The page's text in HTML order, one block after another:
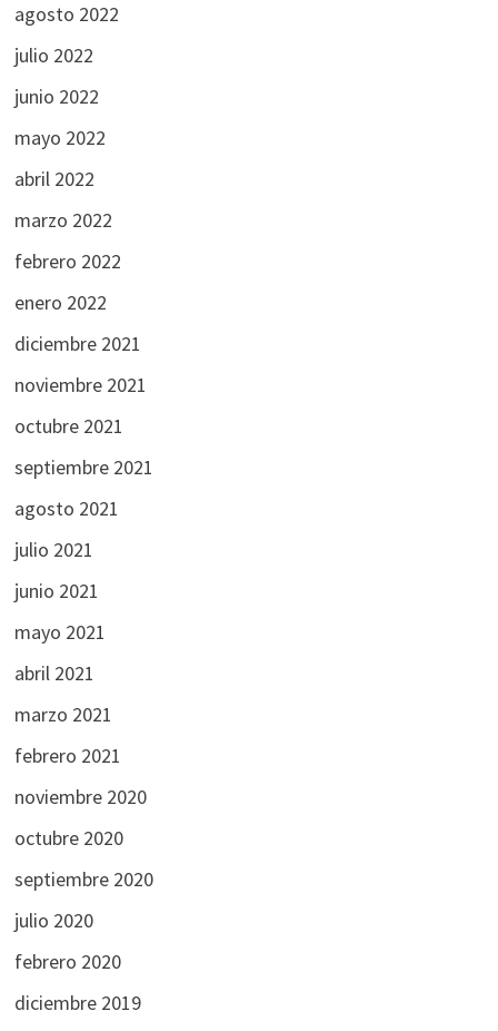
agosto 2022
julio 2022
junio 2022
mayo 2022
abril 2022
marzo 2022
febrero 2022
enero 2022
diciembre 2021
noviembre 2021
octubre 2021
septiembre 2021
agosto 2021
julio 2021
junio 2021
mayo 2021
abril 2021
marzo 2021
febrero 2021
noviembre 2020
octubre 2020
septiembre 2020
julio 2020
febrero 2020
diciembre 2019